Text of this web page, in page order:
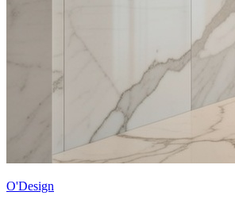
O'Design